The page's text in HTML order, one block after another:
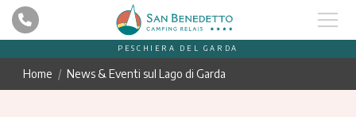
PESCHIERA DEL GARDA
Home News & Eventi sul Lago di Garda